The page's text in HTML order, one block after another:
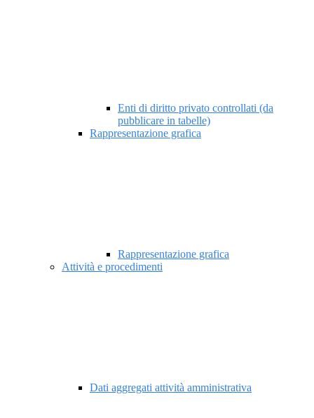
Enti di diritto privato controllati (da
pubblicare in tabelle)
Rappresentazione grafica
Rappresentazione grafica
Attività e procedimenti
Dati aggregati attività amministrativa